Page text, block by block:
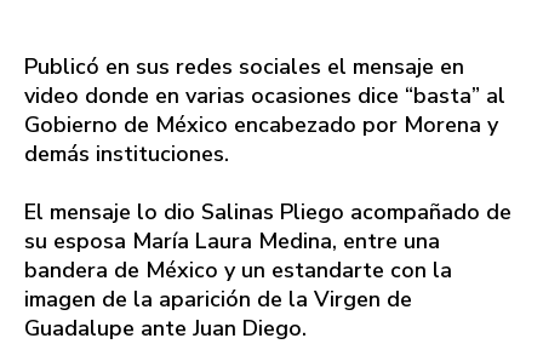
Publicó en sus redes sociales el mensaje en
video donde en varias ocasiones dice “basta” al
Gobierno de México encabezado por Morena y
demás instituciones.
El mensaje lo dio Salinas Pliego acompañado de
su esposa María Laura Medina, entre una
bandera de México y un estandarte con la
imagen de la aparición de la Virgen de
Guadalupe ante Juan Diego.